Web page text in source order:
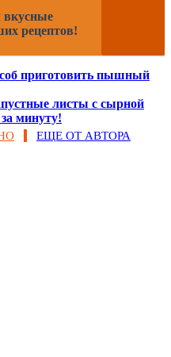
вкусные
рецептов!
приготовить пышный
листы с сырной
минуту!
ЕЩЕ ОТ АВТОРА